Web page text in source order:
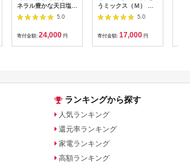
ネラル豊かな天日塩だ
けで漬けた無添加梅干
し2kg 梅ボーイズ｜
B201_EP6024
5.0
寄付金額: 24,000 円
うミックス（Ｍ） 山
形県鶴岡市 アトリエ
かおる | 山葡萄 雑貨
キーホルダー ギフト
贈り物 お取り寄せ 返
礼品
5.0
寄付金額: 17,000 円
ランキングから探す
人気ランキング
還元率ランキング
家電ランキング
高額ランキング